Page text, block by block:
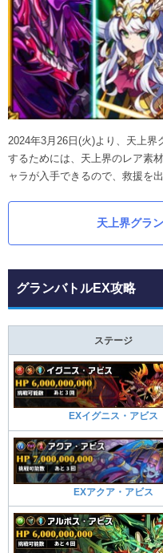
2024年3月26日(火)より、天上
するためには、天上界のレア素
ャラが入手できるので、救援を
天上界グラ
グランバトルEX攻略
ステージ
EXイグニス・アビス
EXアクア・アビス